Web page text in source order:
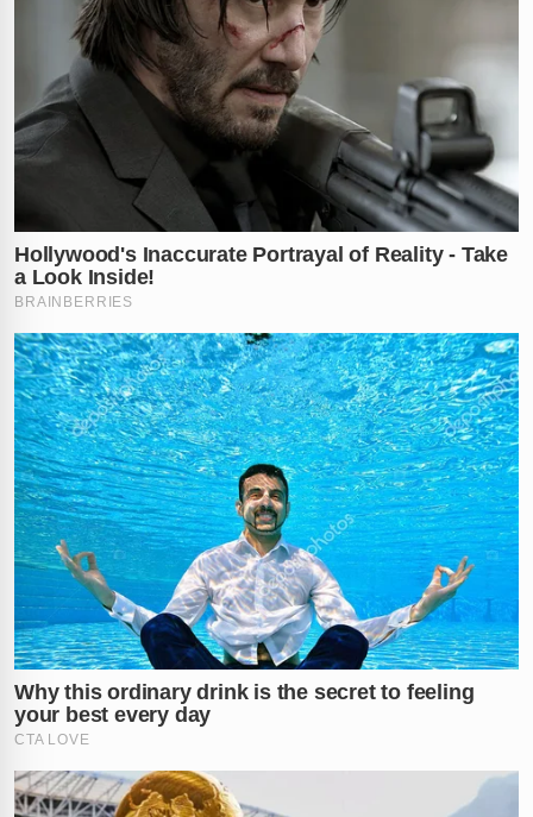
Quem Era 'Xuruca'? Um Perfil de
Alto Escalão no Crime Organizado
'Xuruca' não era um nome desconhecido para as
forças de segurança. Natural de Manaus, ele
acumulava um vasto e complexo histórico criminal,
com processos que incluíam acusações por homicídio,
tráfico de drogas, e porte ilegal de armas, além de
outras investigações em andamento. Sua posição de
liderança em uma facção criminosa ressalta a
complexidade da rede de crimes que as autoridades
buscam desmantelar.
Informações divulgadas pela polícia indicam que
'Xuruca' havia sido preso em 2024, durante uma
operação conjunta da Polícia Federal. No entanto, ele
se encontrava em liberdade no momento de sua
execução, um fato que adiciona camadas à
investigação sobre a motivação e os envolvidos em sua
morte.
“As prisões desta terça-feira são um passo crucial
para desvendar a motivação por trás deste crime
brutal, identificar outros possíveis envolvidos e,